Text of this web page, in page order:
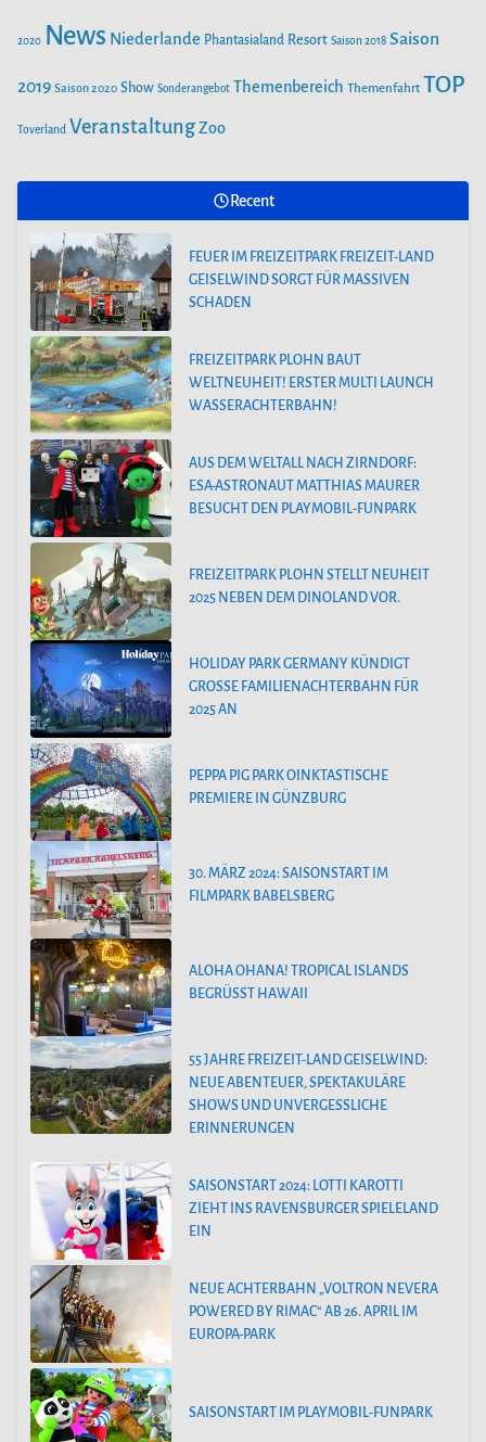
LAUNCH WASSERACHTERBAHN!
AUS DEM WELTALL NACH ZIRNDORF: ESA-ASTRONAUT
MATTHIAS MAURER BESUCHT DEN PLAYMOBIL-FUNPARK
FREIZEITPARK PLOHN STELLT NEUHEIT
2020 News Niederlande Phantasialand Resort Saison 2018 Saison
2019 Saison 2020 Show Sonderangebot Themenbereich Themenfahrt TOP
Toverland VeranstaltungZoo
Recent
FEUER IM FREIZEITPARK FREIZEIT-LAND
GEISELWIND SORGT FÜR MASSIVEN
SCHADEN
FREIZEITPARK PLOHN BAUT
WELTNEUHEIT! ERSTER MULTI LAUNCH
WASSERACHTERBAHN!
AUS DEM WELTALL NACH ZIRNDORF:
ESA-ASTRONAUT MATTHIAS MAURER
BESUCHT DEN PLAYMOBIL-FUNPARK
FREIZEITPARK PLOHN STELLT NEUHEIT
2025 NEBEN DEM DINOLAND VOR.
HOLIDAY PARK GERMANY KÜNDIGT
GROSSE FAMILIENACHTERBAHN FÜR 2
025 AN
PEPPA PIG PARK OINKTASTISCHE
PREMIERE IN GÜNZBURG
30. MÄRZ 2024: SAISONSTART IM
FILMPARK BABELSBERG
ALOHA OHANA! TROPICAL ISLANDS
BEGRÜSST HAWAII
55 JAHRE FREIZEIT-LAND GEISELWIND:
NEUE ABENTEUER, SPEKTAKULÄRE
SHOWS UND UNVERGESSLICHE
ERINNERUNGEN
SAISONSTART 2024: LOTTI KAROTTI
ZIEHT INS RAVENSBURGER SPIELELAND
EIN
NEUE ACHTERBAHN „VOLTRON NEVERA
POWERED BY RIMAC“ AB 26. APRIL IM
EUROPA-PARK
SAISONSTART IM PLAYMOBIL-FUNPARK